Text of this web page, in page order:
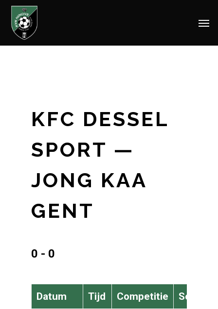
Skip
KFC DESSEL
SPORT —
JONG KAA
GENT
0 - 0
Datum Tijd Competitie Seizoen